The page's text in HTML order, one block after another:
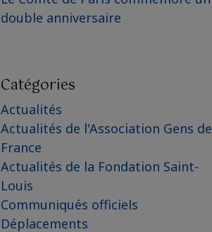
double anniversaire
Catégories
Actualités
Actualités de l'Association Gens de
France
Actualités de la Fondation Saint-
Louis
Communiqués officiels
Déplacements